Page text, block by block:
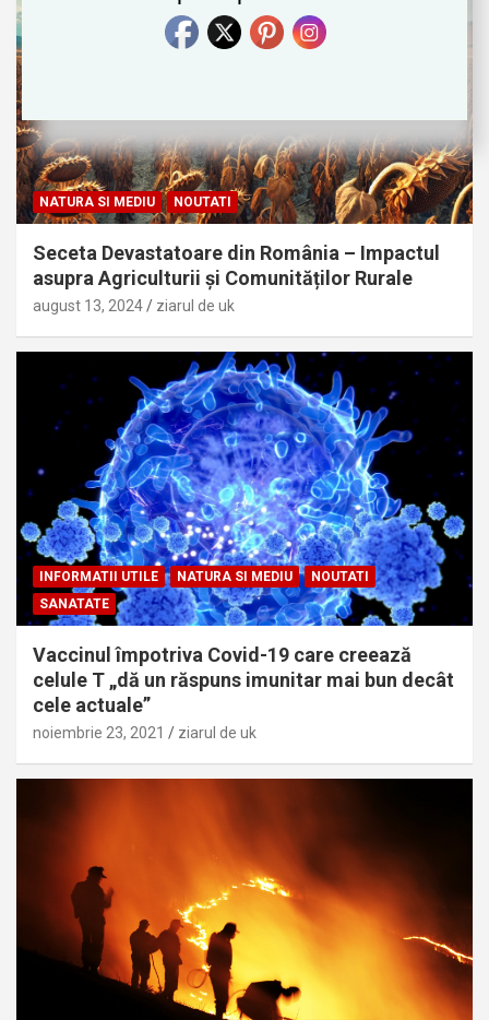
NATURA SI MEDIU NOUTATI
Seceta Devastatoare din România – Impactul
asupra Agriculturii și Comunităților Rurale
august 13, 2024 ziarul de uk
INFORMATII UTILE NATURA SI MEDIU
NOUTATI
SANATATE
Vaccinul împotriva Covid-19 care creează
celule T „dă un răspuns imunitar mai bun decât
cele actuale”
noiembrie 23, 2021 ziarul de uk